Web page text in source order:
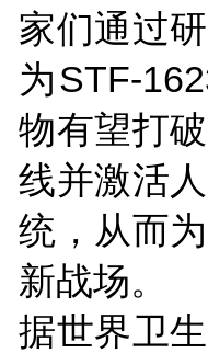
家们通过
为STF-
物有望打
线并激活
统，从而
新战场。
据世界卫